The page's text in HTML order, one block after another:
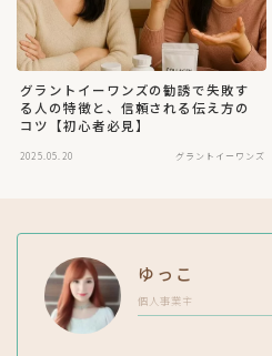
グラントイーワンズの勧誘で失敗す
る人の特徴と、信頼される伝え方の
コツ【初心者必見】
2025.05.20 グラントイーワンズ
ゆっこ
個人事業主